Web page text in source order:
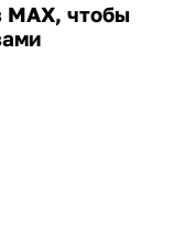
MAX, чтобы